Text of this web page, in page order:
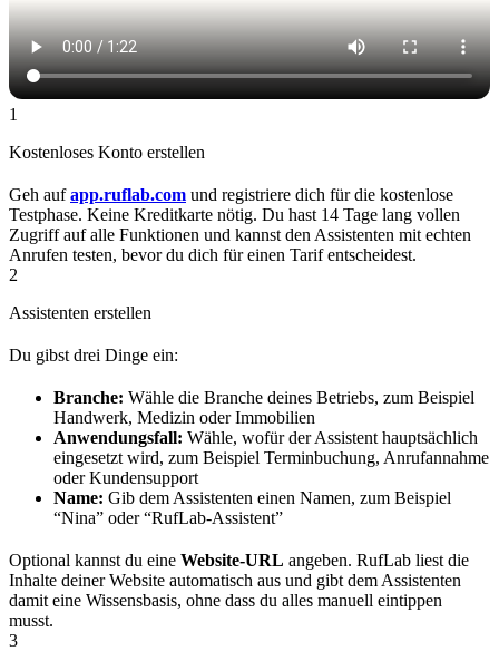
1
Kostenloses Konto erstellen
Geh aufapp.ruflab.com und registriere dich für die kostenlose
Testphase. Keine Kreditkarte nötig. Du hast 14 Tage lang vollen
Zugriff auf alle Funktionen und kannst den Assistenten mit echten
Anrufen testen, bevor du dich für einen Tarif entscheidest.
2
Assistenten erstellen
Du gibst drei Dinge ein:
Branche: Wähle die Branche deines Betriebs, zum Beispiel
Handwerk, Medizin oder Immobilien
Anwendungsfall: Wähle, wofür der Assistent hauptsächlich
eingesetzt wird, zum Beispiel Terminbuchung, Anrufannahme
oder Kundensupport
Name: Gib dem Assistenten einen Namen, zum Beispiel
“Nina” oder “RufLab-Assistent”
Optional kannst du eine Website-URL angeben. RufLab liest die
Inhalte deiner Website automatisch aus und gibt dem Assistenten
damit eine Wissensbasis, ohne dass du alles manuell eintippen
musst.
3